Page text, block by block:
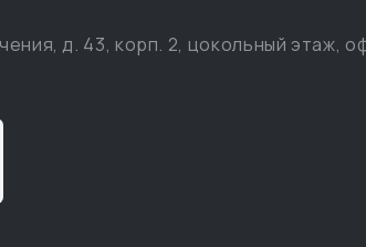
д. 43, корп. 2, цокольный этаж,